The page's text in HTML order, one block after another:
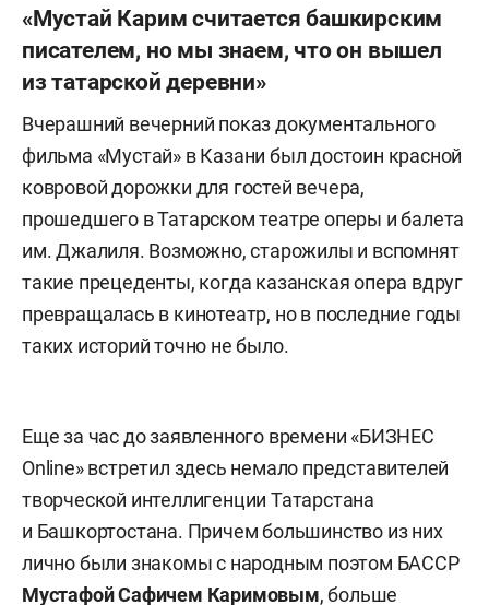
«Мустай Карим считается башкирским
писателем, но мы знаем, что он вышел
из татарской деревни»
Вчерашний вечерний показ документального
фильма «Мустай» в Казани был достоин красной
ковровой дорожки для гостей вечера,
прошедшего в Татарском театре оперы и балета
им. Джалиля. Возможно, старожилы и вспомнят
такие прецеденты, когда казанская опера вдруг
превращалась в кинотеатр, но в последние годы
таких историй точно не было.
Еще за час до заявленного времени «БИЗНЕС
Online» встретил здесь немало представителей
творческой интеллигенции Татарстана
и Башкортостана. Причем большинство из них
лично были знакомы с народным поэтом БАССР
Мустафой Сафичем Каримовым, больше